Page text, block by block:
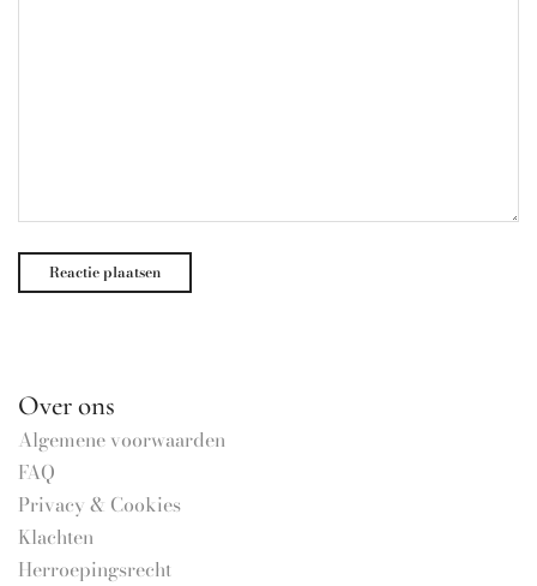
Over ons
Algemene voorwaarden
FAQ
Privacy & Cookies
Klachten
Herroepingsrecht